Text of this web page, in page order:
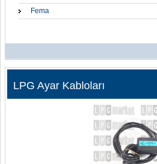
Fema
LPG Ayar Kabloları